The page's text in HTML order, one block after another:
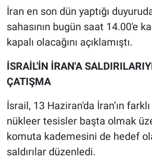
İran en son dün yaptığı
sahasının bugün saat 14.00'e
kapalı olacağını açıklamıştı.
İSRAİL'İN İRAN'A
ÇATIŞMA
İsrail, 13 Haziran'da İran’ın
nükleer tesisler başta olmak
komuta kademesini de hedef
saldırılar düzenledi.
Popüler
Sağlık
Spor
Teknoloji